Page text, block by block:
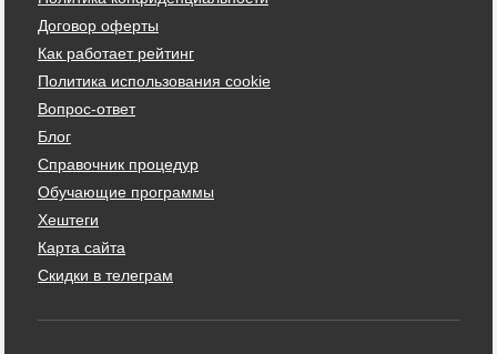
Договор оферты
Как работает рейтинг
Политика использования cookie
Вопрос-ответ
Блог
Справочник процедур
Обучающие программы
Хештеги
Карта сайта
Скидки в телеграм